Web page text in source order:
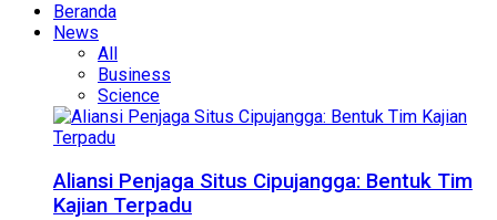
Beranda
News
All
Business
Science
Aliansi Penjaga Situs Cipujangga: Bentuk Tim
Kajian Terpadu